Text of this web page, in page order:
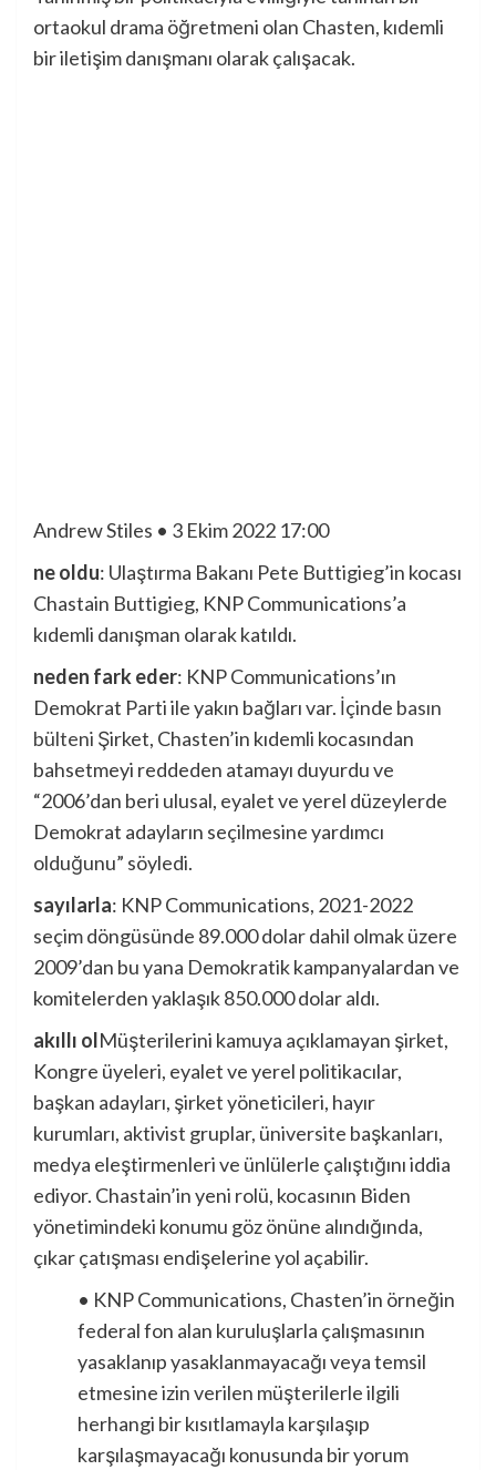
ortaokul drama öğretmeni olan Chasten, kıdemli
bir iletişim danışmanı olarak çalışacak.
Andrew Stiles • 3 Ekim 2022 17:00
ne oldu: Ulaştırma Bakanı Pete Buttigieg’in kocası
Chastain Buttigieg, KNP Communications’a
kıdemli danışman olarak katıldı.
neden fark eder: KNP Communications’ın
Demokrat Parti ile yakın bağları var. İçinde basın
bülteni Şirket, Chasten’in kıdemli kocasından
bahsetmeyi reddeden atamayı duyurdu ve
“2006’dan beri ulusal, eyalet ve yerel düzeylerde
Demokrat adayların seçilmesine yardımcı
olduğunu” söyledi.
sayılarla: KNP Communications, 2021-2022
seçim döngüsünde 89.000 dolar dahil olmak üzere
2009’dan bu yana Demokratik kampanyalardan ve
komitelerden yaklaşık 850.000 dolar aldı.
akıllı olMüşterilerini kamuya açıklamayan şirket,
Kongre üyeleri, eyalet ve yerel politikacılar,
başkan adayları, şirket yöneticileri, hayır
kurumları, aktivist gruplar, üniversite başkanları,
medya eleştirmenleri ve ünlülerle çalıştığını iddia
ediyor. Chastain’in yeni rolü, kocasının Biden
yönetimindeki konumu göz önüne alındığında,
çıkar çatışması endişelerine yol açabilir.
• KNP Communications, Chasten’in örneğin
federal fon alan kuruluşlarla çalışmasının
yasaklanıp yasaklanmayacağı veya temsil
etmesine izin verilen müşterilerle ilgili
herhangi bir kısıtlamayla karşılaşıp
karşılaşmayacağı konusunda bir yorum